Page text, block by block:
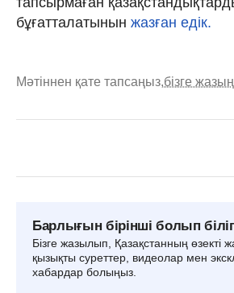
бұғатталатынын жазған едік.
Мәтіннен қате тапсаңыз,бізге
Барлығын бірінші болып
Бізге жазылып, Қазақстанның өзекті
қызықты суреттер, видеолар мен
хабардар болыңыз.